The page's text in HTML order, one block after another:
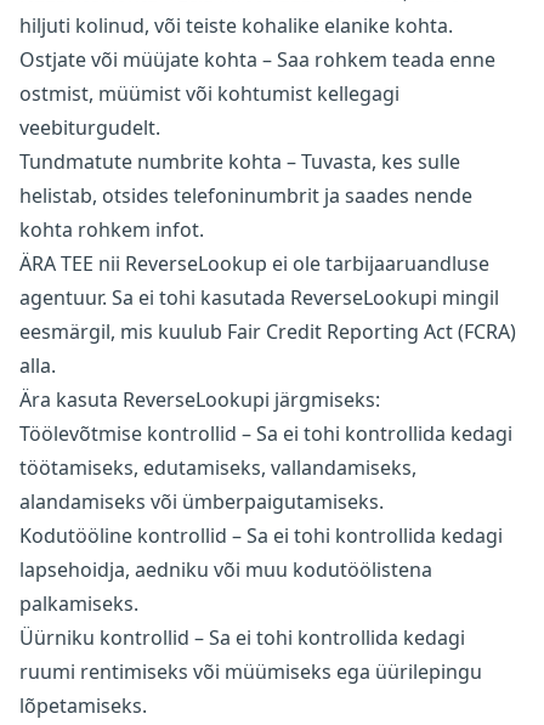
hiljuti kolinud, või teiste kohalike elanike kohta.
Ostjate või müüjate kohta – Saa rohkem teada enne
ostmist, müümist või kohtumist kellegagi
veebiturgudelt.
Tundmatute numbrite kohta – Tuvasta, kes sulle
helistab, otsides telefoninumbrit ja saades nende
kohta rohkem infot.
ÄRA TEE nii ReverseLookup ei ole tarbijaaruandluse
agentuur. Sa ei tohi kasutada ReverseLookupi mingil
eesmärgil, mis kuulub Fair Credit Reporting Act (FCRA)
alla.
Ära kasuta ReverseLookupi järgmiseks:
Töölevõtmise kontrollid – Sa ei tohi kontrollida kedagi
töötamiseks, edutamiseks, vallandamiseks,
alandamiseks või ümberpaigutamiseks.
Kodutööline kontrollid – Sa ei tohi kontrollida kedagi
lapsehoidja, aedniku või muu kodutöölistena
palkamiseks.
Üürniku kontrollid – Sa ei tohi kontrollida kedagi
ruumi rentimiseks või müümiseks ega üürilepingu
lõpetamiseks.